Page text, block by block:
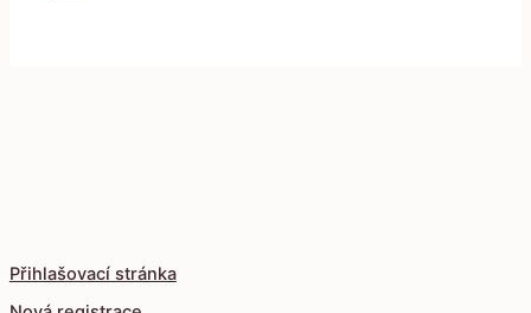
Přihlašovací stránka